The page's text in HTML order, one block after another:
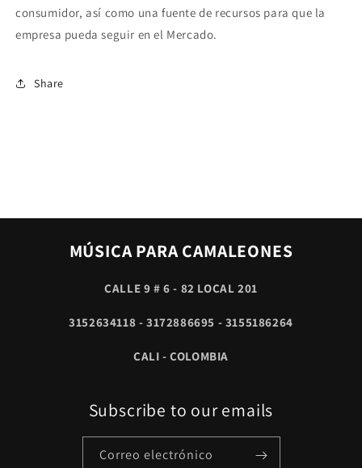
consumidor, así como una fuente de recursos para que la
empresa pueda seguir en el Mercado.
Share
MÚSICA PARA CAMALEONES
CALLE 9 # 6 - 82 LOCAL 201
3152634118 - 3172886695 - 3155186264
CALI - COLOMBIA
Subscribe to our emails
Correo electrónico